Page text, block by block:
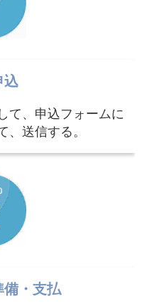
込
て、申込フォームに
、送信する。
備・支払